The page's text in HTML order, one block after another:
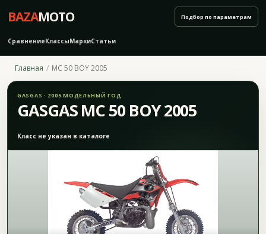
BAZAMOTO
СравнениеКлассыМаркиСтатьи
Подбор по параметрам
Главная MC 50 BOY 2005
GASGAS · 2005 МОДЕЛЬНЫЙ ГОД
GASGAS MC 50 BOY 2005
Класс не указан в каталоге